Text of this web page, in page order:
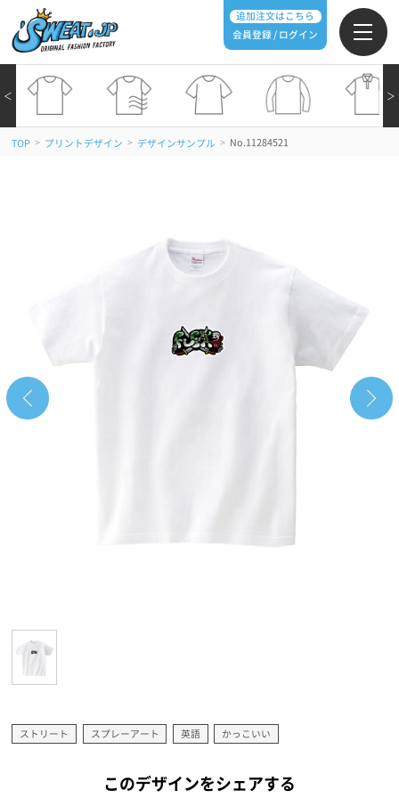
追加注文はこちら
会員登録 / ログイン
＞
＜
TOP > プリントデザイン > デザインサンプル > No.11284521
ストリート スプレーアート 英語 かっこいい
このデザインをシェアする